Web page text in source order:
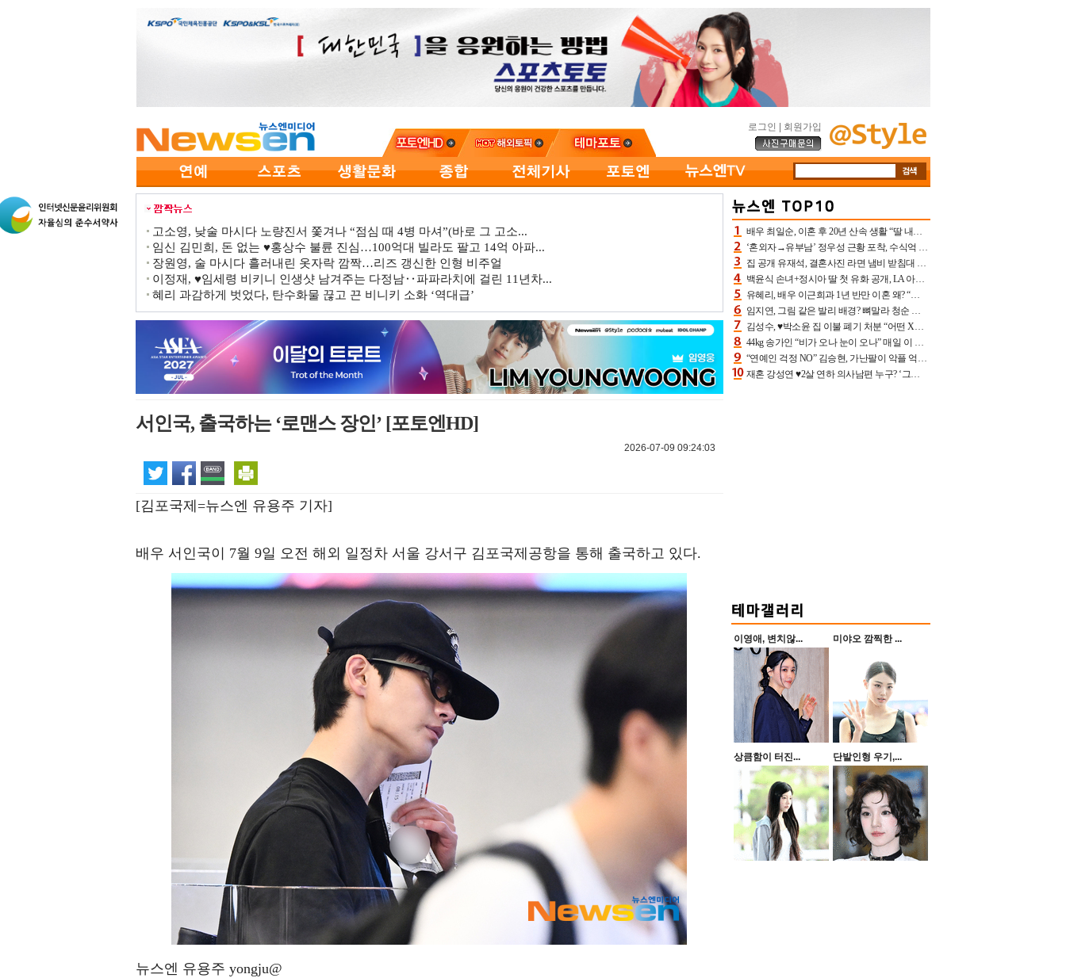
로그인 회원가입
고소영, 낮술 마시다 노량진서 쫓겨나 “점심 때 4병 마셔”(바로 그 고소...
임신 김민희, 돈 없는 ♥홍상수 불륜 진심…100억대 빌라도 팔고 14억 아파...
장원영, 술 마시다 흘러내린 옷자락 깜짝…리즈 갱신한 인형 비주얼
이정재, ♥임세령 비키니 인생샷 남겨주는 다정남‥파파라치에 걸린 11년차...
혜리 과감하게 벗었다, 탄수화물 끊고 끈 비니키 소화 ‘역대급’
서인국, 출국하는 ‘로맨스 장인’ [포토엔HD]
2026-07-09 09:24:03
[김포국제=뉴스엔 유용주 기자]
배우 서인국이 7월 9일 오전 해외 일정차 서울 강서구 김포국제공항을 통해 출국하고 있다.
뉴스엔 유용주 yongju@
배우 최일순, 이혼 후 20년 산속 생활 “딸 내가 버렸다고 원망‥맘 아파”(특종)[어제TV]
‘혼외자→유부남’ 정우성 근황 포착, 수식억 해킹 피해 후배 만났다 “존경하는”
집 공개 유재석, 결혼사진 라면 냄비 받침대 되고 분노‥가족사진도 피해(놀뭐)[어제TV]
백윤식 손녀+정시아 딸 첫 유화 공개, LA 아트쇼→서울국제조각페스타 작가다운 수준급 실력
유혜리, 배우 이근희과 1년 반만 이혼 왜? “식칼 꽂고 의자 던져” 충격 폭로(특종)[어제TV]
임지연, 그림 같은 발리 배경? 뼈말라 청순 비키니 핏에 상대 안 되네
김성수, ♥박소윤 집 이불 폐기 처분 “어떤 X이랑 썼을지 몰라” 질투(신랑수업2)[어제TV]
44kg 송가인 “비가 오나 눈이 오나” 매일 이 운동, 허벅지 근육량 상승+체지방 감소
“연예인 걱정 NO” 김승현, 가난팔이 악플 억울할만‥아내+딸과 日 여행
재혼 강성연 ♥2살 연하 의사남편 누구? ‘그알’ 자문의에 훈남 비주얼 초엘리트 스펙 [종합]
이영애, 변치않... 미야오 깜찍한 ...
상큼함이 터진... 단발인형 우기,...